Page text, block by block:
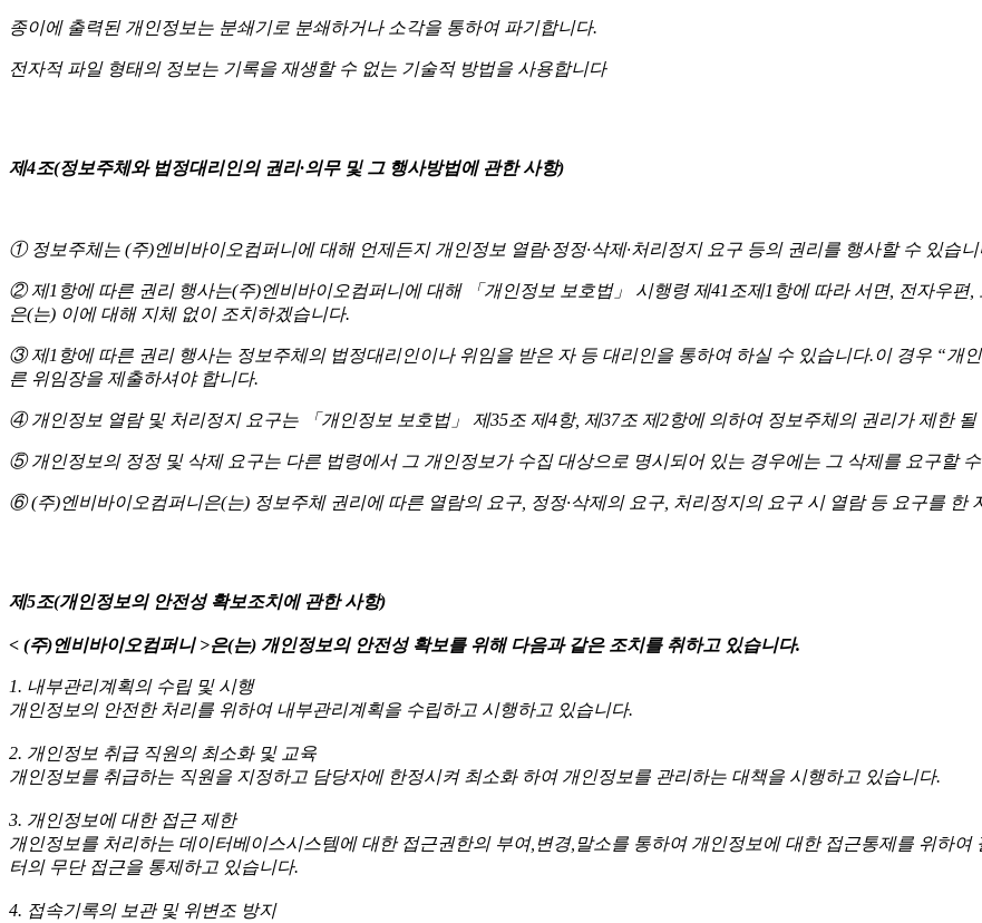
종이에 출력된 개인정보는 분쇄기로 분쇄하거나 소각을 통하여 파기합니다.
전자적 파일 형태의 정보는 기록을 재생할 수 없는 기술적 방법을 사용합니다
제4조(정보주체와 법정대리인의 권리·의무 및 그 행사방법에 관한 사항)
① 정보주체는 (주)엔비바이오컴퍼니에 대해 언제든지 개인정보 열람·정정·삭제·처리정지 요구 등의 권리를 행사할 수 있습니
② 제1항에 따른 권리 행사는(주)엔비바이오컴퍼니에 대해 「개인정보 보호법」 시행령 제41조제1항에 따라 서면, 전자우편
은(는) 이에 대해 지체 없이 조치하겠습니다.
③ 제1항에 따른 권리 행사는 정보주체의 법정대리인이나 위임을 받은 자 등 대리인을 통하여 하실 수 있습니다.이 경우 “개
른 위임장을 제출하셔야 합니다.
④ 개인정보 열람 및 처리정지 요구는 「개인정보 보호법」 제35조 제4항, 제37조 제2항에 의하여 정보주체의 권리가 제한 될
⑤ 개인정보의 정정 및 삭제 요구는 다른 법령에서 그 개인정보가 수집 대상으로 명시되어 있는 경우에는 그 삭제를 요구할
⑥ (주)엔비바이오컴퍼니은(는) 정보주체 권리에 따른 열람의 요구, 정정·삭제의 요구, 처리정지의 요구 시 열람 등 요구를 한
제5조(개인정보의 안전성 확보조치에 관한 사항)
< (주)엔비바이오컴퍼니 >은(는) 개인정보의 안전성 확보를 위해 다음과 같은 조치를 취하고 있습니다.
1. 내부관리계획의 수립 및 시행
개인정보의 안전한 처리를 위하여 내부관리계획을 수립하고 시행하고 있습니다.
2. 개인정보 취급 직원의 최소화 및 교육
개인정보를 취급하는 직원을 지정하고 담당자에 한정시켜 최소화 하여 개인정보를 관리하는 대책을 시행하고 있습니다.
3. 개인정보에 대한 접근 제한
개인정보를 처리하는 데이터베이스시스템에 대한 접근권한의 부여,변경,말소를 통하여 개인정보에 대한 접근통제를 위하
터의 무단 접근을 통제하고 있습니다.
4. 접속기록의 보관 및 위변조 방지